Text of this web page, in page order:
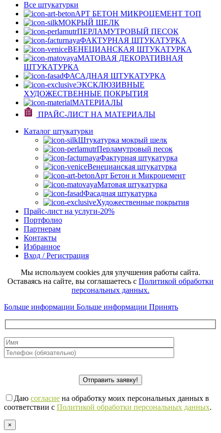
Все штукатурки
АРТ БЕТОН МИКРОЦЕМЕНТ ТОП
МОКРЫЙ ШЕЛК
ПЕРЛАМУТРОВЫЙ ПЕСОК
ФАКТУРНАЯ ШТУКАТУРКА
ВЕНЕЦИАНСКАЯ ШТУКАТУРКА
МАТОВАЯ ДЕКОРАТИВНАЯ
ШТУКАТУРКА
ФАСАДНАЯ ШТУКАТУРКА
ЭКСКЛЮЗИВНЫЕ
ХУДОЖЕСТВЕННЫЕ ПОКРЫТИЯ
МАТЕРИАЛЫ
ПРАЙС-ЛИСТ НА МАТЕРИАЛЫ
Каталог штукатурки
Штукатурка мокрый шелк
Перламутровый песок
Фактурная штукатурка
Венецианская штукатурка
Арт Бетон и Микроцемент
Матовая штукатурка
Фасадная штукатурка
Художественные покрытия
Прайс-лист на услуги-20%
Портфолио
Партнерам
Контакты
Избранное
Вход / Регистрация
Мы используем cookies для улучшения работы сайта.
Оставаясь на сайте, вы соглашаетесь с Политикой обработки
персональных данных.
Больше информации Больше информации Принять
Даю согласие на обработку моих персональных данных в
соответствии с Политикой обработки персональных данных.
×